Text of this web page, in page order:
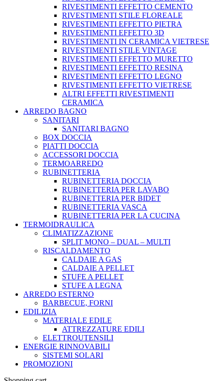
RIVESTIMENTI EFFETTO CEMENTO
RIVESTIMENTI STILE FLOREALE
RIVESTIMENTI EFFETTO PIETRA
RIVESTIMENTI EFFETTO 3D
RIVESTIMENTI IN CERAMICA VIETRESE
RIVESTIMENTI STILE VINTAGE
RIVESTIMENTI EFFETTO MURETTO
RIVESTIMENTI EFFETTO RESINA
RIVESTIMENTI EFFETTO LEGNO
RIVESTIMENTI EFFETTO VIETRESE
ALTRI EFFETTI RIVESTIMENTI
CERAMICA
ARREDO BAGNO
SANITARI
SANITARI BAGNO
BOX DOCCIA
PIATTI DOCCIA
ACCESSORI DOCCIA
TERMOARREDO
RUBINETTERIA
RUBINETTERIA DOCCIA
RUBINETTERIA PER LAVABO
RUBINETTERIA PER BIDET
RUBINETTERIA VASCA
RUBINETTERIA PER LA CUCINA
TERMOIDRAULICA
CLIMATIZZAZIONE
SPLIT MONO – DUAL – MULTI
RISCALDAMENTO
CALDAIE A GAS
CALDAIE A PELLET
STUFE A PELLET
STUFE A LEGNA
ARREDO ESTERNO
BARBECUE, FORNI
EDILIZIA
MATERIALE EDILE
ATTREZZATURE EDILI
ELETTROUTENSILI
ENERGIE RINNOVABILI
SISTEMI SOLARI
PROMOZIONI